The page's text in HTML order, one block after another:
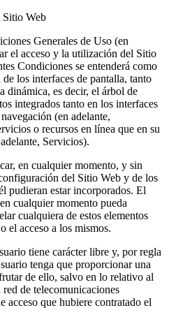
Sitio Web
Generales de Uso (en
el acceso y la utilización del Sitio
Condiciones se entenderá como
los interfaces de pantalla, tanto
dinámica, es decir, el árbol de
integrados tanto en los interfaces
(en adelante,
o recursos en línea que en su
Servicios).
en cualquier momento, y sin
del Sitio Web y de los
pudieran estar incorporados. El
cualquier momento pueda
cualquiera de estos elementos
el acceso a los mismos.
tiene carácter libre y, por regla
tenga que proporcionar una
de ello, salvo en lo relativo al
de telecomunicaciones
acceso que hubiere contratado el